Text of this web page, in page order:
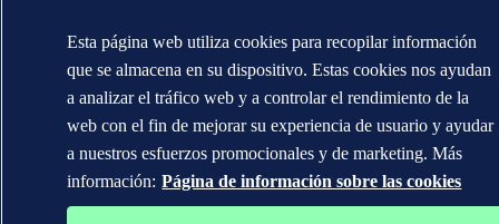
Esta página web utiliza cookies para recopilar información
que se almacena en su dispositivo. Estas cookies nos ayudan
a analizar el tráfico web y a controlar el rendimiento de la
web con el fin de mejorar su experiencia de usuario y ayudar
a nuestros esfuerzos promocionales y de marketing. Más
información: Página de información sobre las cookies